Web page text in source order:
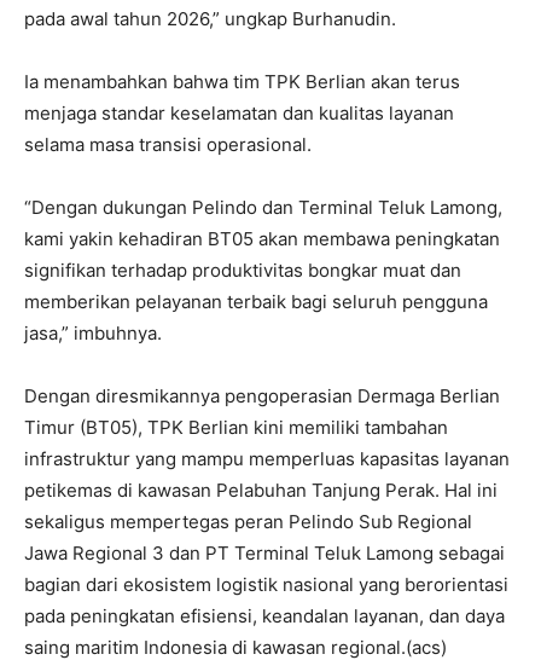
pada awal tahun 2026,” ungkap Burhanudin.
Ia menambahkan bahwa tim TPK Berlian akan terus
menjaga standar keselamatan dan kualitas layanan
selama masa transisi operasional.
“Dengan dukungan Pelindo dan Terminal Teluk Lamong,
kami yakin kehadiran BT05 akan membawa peningkatan
signifikan terhadap produktivitas bongkar muat dan
memberikan pelayanan terbaik bagi seluruh pengguna
jasa,” imbuhnya.
Dengan diresmikannya pengoperasian Dermaga Berlian
Timur (BT05), TPK Berlian kini memiliki tambahan
infrastruktur yang mampu memperluas kapasitas layanan
petikemas di kawasan Pelabuhan Tanjung Perak. Hal ini
sekaligus mempertegas peran Pelindo Sub Regional
Jawa Regional 3 dan PT Terminal Teluk Lamong sebagai
bagian dari ekosistem logistik nasional yang berorientasi
pada peningkatan efisiensi, keandalan layanan, dan daya
saing maritim Indonesia di kawasan regional.(acs)